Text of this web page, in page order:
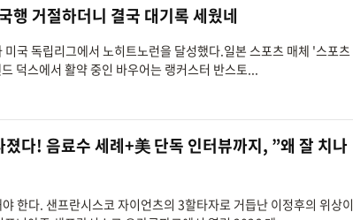
행 거절하더니 결국 대기록 세웠네
국 독립리그에서 노히트노런을 달성했다.일본 스포츠 매체 '스포츠
덕스에서 활약 중인 바우어는 랭커스터 반스토...
다! 음료수 세례+美 단독 인터뷰까지, ”왜 잘 치나
한다. 샌프란시스코 자이언츠의 3할타자로 거듭난 이정후의 위상이